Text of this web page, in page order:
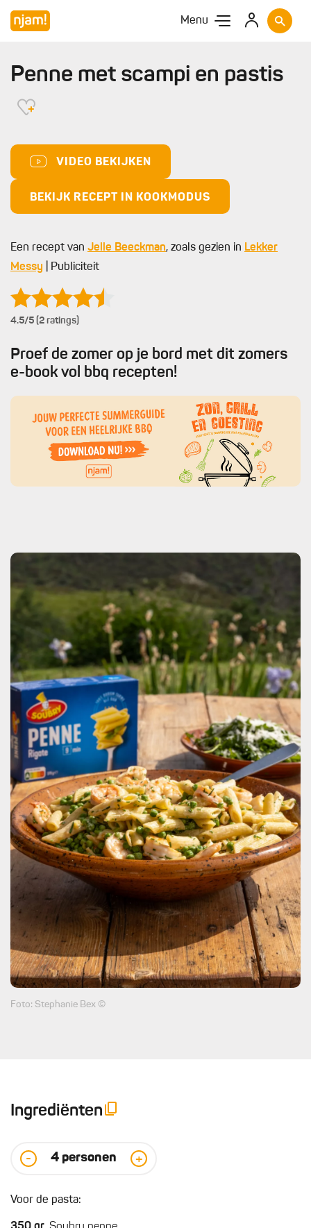
Menu
Foto: Stephanie Bex ©
Penne met scampi en pastis
VIDEO BEKIJKEN
BEKIJK RECEPT IN KOOKMODUS
Een recept van Jelle Beeckman, zoals gezien in Lekker
Messy | Publiciteit
4.5/5 (2 ratings)
Proef de zomer op je bord met dit zomers
e-book vol bbq recepten!
Ingrediënten
- 4 personen +
Voor de pasta: